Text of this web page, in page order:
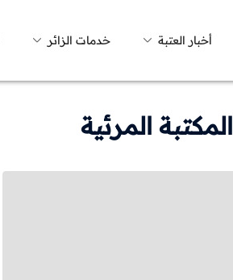
أخبار العتبة خدمات الزائر
المكتبة المرئية